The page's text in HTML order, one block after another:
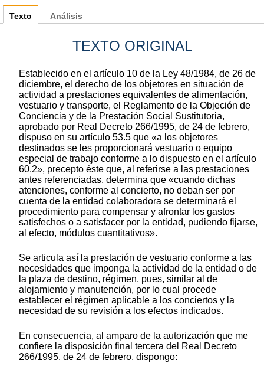
Texto
TEXTO ORIGINAL
Establecido en el artículo 10 de la Ley 48/1984, de 26 de
diciembre, el derecho de los objetores en situación de
actividad a prestaciones equivalentes de alimentación,
vestuario y transporte, el Reglamento de la Objeción de
Conciencia y de la Prestación Social Sustitutoria,
aprobado por Real Decreto 266/1995, de 24 de febrero,
dispuso en su artículo 53.5 que «a los objetores
destinados se les proporcionará vestuario o equipo
especial de trabajo conforme a lo dispuesto en el artículo
60.2», precepto éste que, al referirse a las prestaciones
antes referenciadas, determina que «cuando dichas
atenciones, conforme al concierto, no deban ser por
cuenta de la entidad colaboradora se determinará el
procedimiento para compensar y afrontar los gastos
satisfechos o a satisfacer por la entidad, pudiendo fijarse,
al efecto, módulos cuantitativos».
Se articula así la prestación de vestuario conforme a las
necesidades que imponga la actividad de la entidad o de
la plaza de destino, régimen, pues, similar al de
alojamiento y manutención, por lo cual procede
establecer el régimen aplicable a los conciertos y la
necesidad de su revisión a los efectos indicados.
En consecuencia, al amparo de la autorización que me
confiere la disposición final tercera del Real Decreto
266/1995, de 24 de febrero, dispongo:
Análisis